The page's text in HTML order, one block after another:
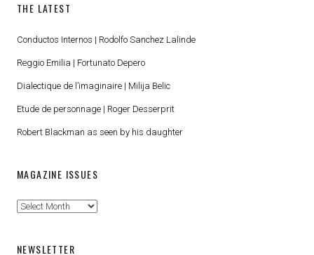
THE LATEST
Conductos Internos | Rodolfo Sanchez Lalinde
Reggio Emilia | Fortunato Depero
Dialectique de l’imaginaire | Milija Belic
Etude de personnage | Roger Desserprit
Robert Blackman as seen by his daughter
MAGAZINE ISSUES
Magazine
NEWSLETTER